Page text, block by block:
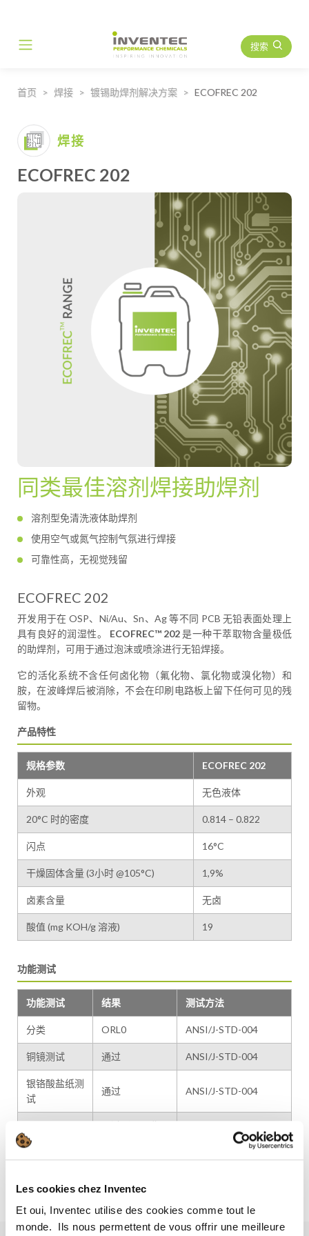
Les cookies chez Inventec
Et oui, Inventec utilise des cookies comme tout le
monde. ​ Ils nous permettent de vous offrir une meilleure
Main Navigation 搜索
首页 焊接 镀锡助焊剂解决方案 ECOFREC 202
焊接
ECOFREC 202
同类最佳溶剂焊接助焊剂
溶剂型免清洗液体助焊剂
使用空气或氮气控制气氛进行焊接
可靠性高，无视觉残留
ECOFREC 202
开发用于在 OSP、Ni/Au、Sn、Ag 等不同 PCB 无铅表面处理上
具有良好的润湿性。 ECOFREC™ 202是一种干萃取物含量极低
的助焊剂，可用于通过泡沫或喷涂进行无铅焊接。
它的活化系统不含任何卤化物（氟化物、氯化物或溴化物）和
胺，在波峰焊后被消除，不会在印刷电路板上留下任何可见的残
留物。
产品特性
规格参数 ECOFREC 202
外观 无色液体
20°C 时的密度 0.814 – 0.822
闪点 16°C
干燥固体含量 (3小时 @105°C) 1,9%
卤素含量 无卤
酸值 (mg KOH/g 溶液) 19
功能测试
功能测试 结果 测试方法
分类 ORL0 ANSI/J-STD-004
铜镜测试 通过 ANSI/J-STD-004
银铬酸盐纸测
试
通过 ANSI/J-STD-004
SIR 测试
通过（见下曲
IPC TM 650